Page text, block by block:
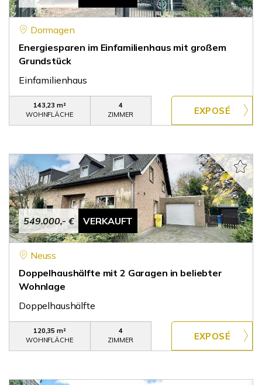
Dormagen
Energiesparen im Einfamilienhaus mit großem
Grundstück
Einfamilienhaus
143,23 m²
WOHNFLÄCHE
4
ZIMMER
549.000,- € VERKAUFT
Neuss
Doppelhaushälfte mit 2 Garagen in beliebter
Wohnlage
Doppelhaushälfte
120,35 m²
WOHNFLÄCHE
4
ZIMMER